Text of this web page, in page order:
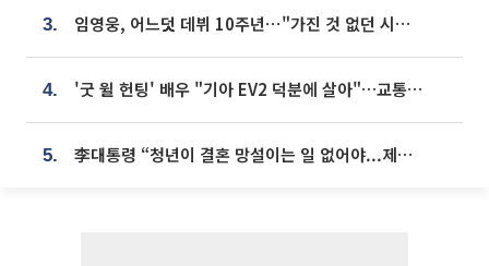
3. 임영웅, 어느덧 데뷔 10주년⋯"가진 것 없던 시절, 내 앞엔 20명의 팬뿐"
4. '굿 윌 헌팅' 배우 "기아 EV2 덕분에 살아"…교통사고 후 안전성 극찬
5. 李대통령 “청년이 결혼 망설이는 일 없어야...제도상 불이익 조사”